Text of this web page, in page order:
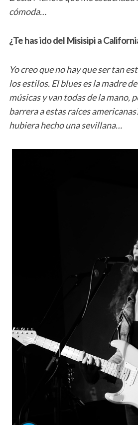
cómoda…
¿Te has ido del Misisipi a
Yo creo que no hay que ser tan
los estilos. El blues es la madre
músicas y van todas de la mano,
barrera a estas raíces
hubiera hecho una sevillana…